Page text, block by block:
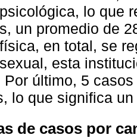
lo que
un promedio de
en total, se
esta
Por último, 5
lo que significa
de casos por